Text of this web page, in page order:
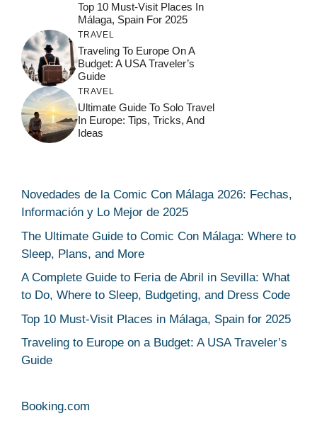
Top 10 Must-Visit Places In
Málaga, Spain For 2025
TRAVEL
Traveling To Europe On A
Budget: A USA Traveler’s
Guide
TRAVEL
Ultimate Guide To Solo Travel
In Europe: Tips, Tricks, And
Ideas
Novedades de la Comic Con Málaga 2026: Fechas,
Información y Lo Mejor de 2025
The Ultimate Guide to Comic Con Málaga: Where to
Sleep, Plans, and More
A Complete Guide to Feria de Abril in Sevilla: What
to Do, Where to Sleep, Budgeting, and Dress Code
Top 10 Must-Visit Places in Málaga, Spain for 2025
Traveling to Europe on a Budget: A USA Traveler’s
Guide
Booking.com